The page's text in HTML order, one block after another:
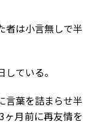
者は小言無しで半
ている。
言葉を詰まらせ半
月前に再友情を